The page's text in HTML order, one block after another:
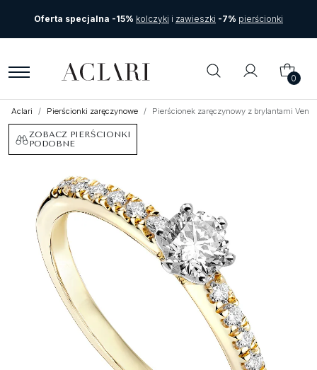
Oferta specjalna -15% kolczyki i zawieszki -7% pierścionki
0
Aclari Pierścionki zaręczynowe Pierścionek zaręczynowy z brylantami
ZOBACZ PIERŚCIONKI
PODOBNE